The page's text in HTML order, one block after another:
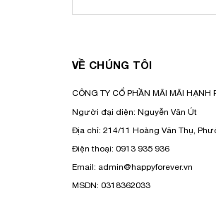
VỀ CHÚNG TÔI
CÔNG TY CỔ PHẦN MÃI MÃI HẠNH
Người đại diện: Nguyễn Văn Út
Địa chỉ: 214/11 Hoàng Văn Thụ,
Điện thoại: 0913 935 936
Email: admin@happyforever.vn
MSDN: 0318362033